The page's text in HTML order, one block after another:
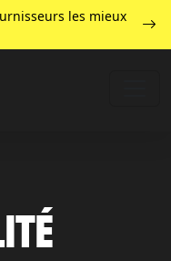
les mieux